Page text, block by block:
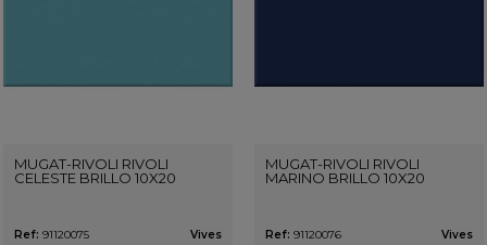
MUGAT-RIVOLI RIVOLI
CELESTE BRILLO 10X20
Ref: 91120075 Vives
MUGAT-RIVOLI RIVOLI
MARINO BRILLO 10X20
Ref: 91120076 Vives